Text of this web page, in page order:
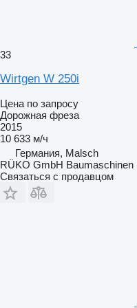
33
Wirtgen W 250i
Цена по запросу
Дорожная фреза
2015
10 633 м/ч
Германия, Malsch
RÜKO GmbH Baumaschinen
Связаться с продавцом